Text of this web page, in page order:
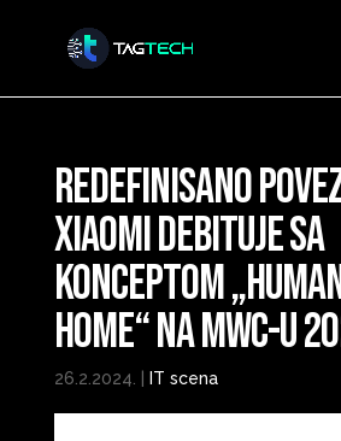
Redefinisano
Xiaomi debituje sa
konceptom
Home“ na MWC-u
26.2.2024. IT scena